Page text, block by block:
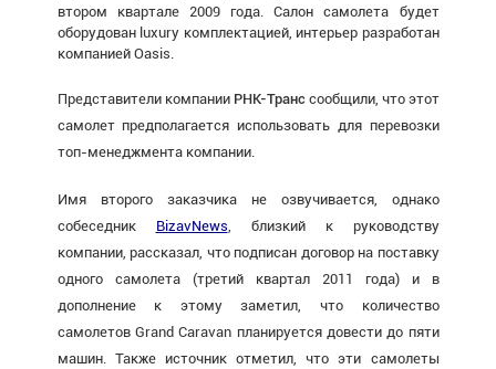
втором квартале 2009 года. Салон самолета будет
оборудован luxury комплектацией, интерьер разработан
компанией Oasis.
Представители компании РНК-Транссообщили, что этот
самолет предполагается использовать для перевозки
топ-менеджмента компании.
Имя второго заказчика не озвучивается, однако
собеседник BizavNews, близкий к руководству
компании, рассказал, что подписан договор на поставку
одного самолета (третий квартал 2011 года) и в
дополнение к этому заметил, что количество
самолетов Grand Caravan планируется довести до пяти
машин. Также источник отметил, что эти самолеты